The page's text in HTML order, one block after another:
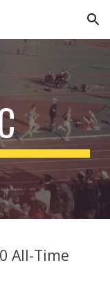
Skip to navigation
All-Time